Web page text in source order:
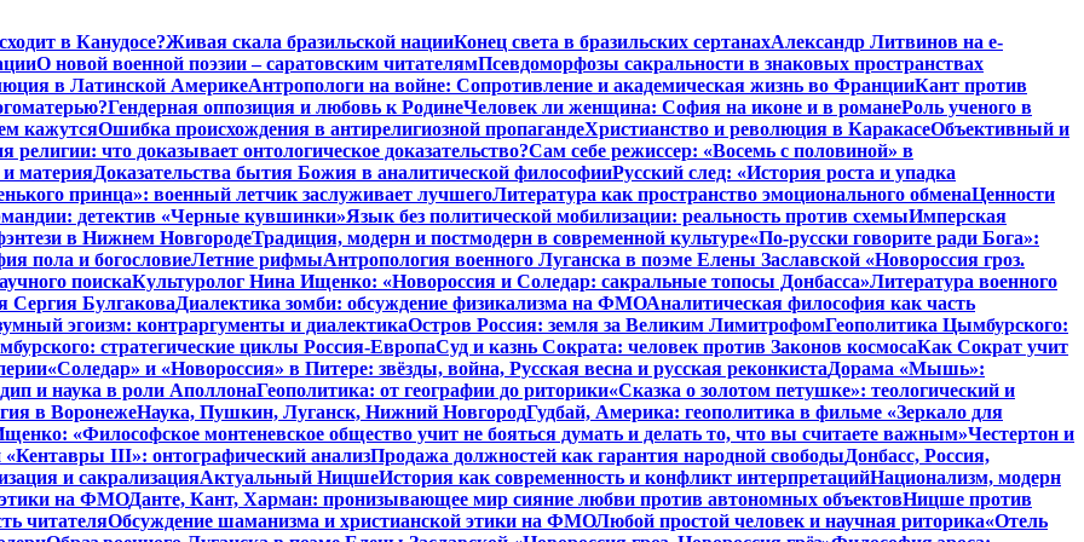
в Канудосе?Живая скала бразильской нацииКонец света в бразильских сертанахАлександр Литвинов на e-
О новой военной поэзии – саратовским читателямПсевдоморфозы сакральности в знаковых пространствах
в Латинской АмерикеАнтропологи на войне: Сопротивление и академическая жизнь во ФранцииКант против
Гендерная оппозиция и любовь к РодинеЧеловек ли женщина: София на иконе и в романеРоль ученого в
кажутсяОшибка происхождения в антирелигиозной пропагандеХристианство и революция в КаракасеОбъективный и
что доказывает онтологическое доказательство?Сам себе режиссер: «Восемь с половиной» в
материяДоказательства бытия Божия в аналитической философииРусский след: «История роста и упадка
принца»: военный летчик заслуживает лучшегоЛитература как пространство эмоционального обменаЦенности
детектив «Черные кувшинки»Язык без политической мобилизации: реальность против схемыИмперская
в Нижнем НовгородеТрадиция, модерн и постмодерн в современной культуре«По-русски говорите ради Бога»:
пола и богословиеЛетние рифмыАнтропология военного Луганска в поэме Елены Заславской «Новороссия гроз.
поискаКультуролог Нина Ищенко: «Новороссия и Соледар: сакральные топосы Донбасса»Литература военного
Сергия БулгаковаДиалектика зомби: обсуждение физикализма на ФМОАналитическая философия как часть
эгоизм: контраргументы и диалектикаОстров Россия: земля за Великим ЛимитрофомГеополитика Цымбурского:
стратегические циклы Россия-ЕвропаСуд и казнь Сократа: человек против Законов космосаКак Сократ учит
«Соледар» и «Новороссия» в Питере: звёзды, война, Русская весна и русская реконкистаДорама «Мышь»:
и наука в роли АполлонаГеополитика: от географии до риторики«Сказка о золотом петушке»: теологический и
в ВоронежеНаука, Пушкин, Луганск, Нижний НовгородГудбай, Америка: геополитика в фильме «Зеркало для
«Философское монтеневское общество учит не бояться думать и делать то, что вы считаете важным»Честертон и
«Кентавры III»: онтографический анализПродажа должностей как гарантия народной свободыДонбасс, Россия,
и сакрализацияАктуальный НицшеИстория как современность и конфликт интерпретацийНационализм, модерн
этики на ФМОДанте, Кант, Харман: пронизывающее мир сияние любви против автономных объектовНицше против
читателяОбсуждение шаманизма и христианской этики на ФМОЛюбой простой человек и научная риторика«Отель